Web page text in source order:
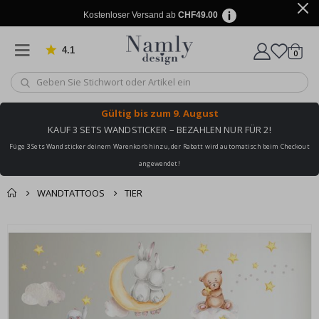
Kostenloser Versand ab CHF49.00
4.1 von 1022 Bewertungen
Wagen
0
Gültig bis zum 9. August
KAUF 3 SETS WANDSTICKER – BEZAHLEN NUR FÜR 2!
Füge 3 Sets Wandsticker deinem Warenkorb hinzu, der Rabatt wird automatisch beim Checkout
angewendet!
WANDTATTOOS TIER
Zusammen gekaufte
Produkte
Zur Kasse
Zum
springen